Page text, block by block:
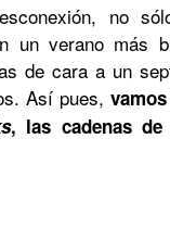
no
un verano más
de cara a un
Así pues,
, las cadenas